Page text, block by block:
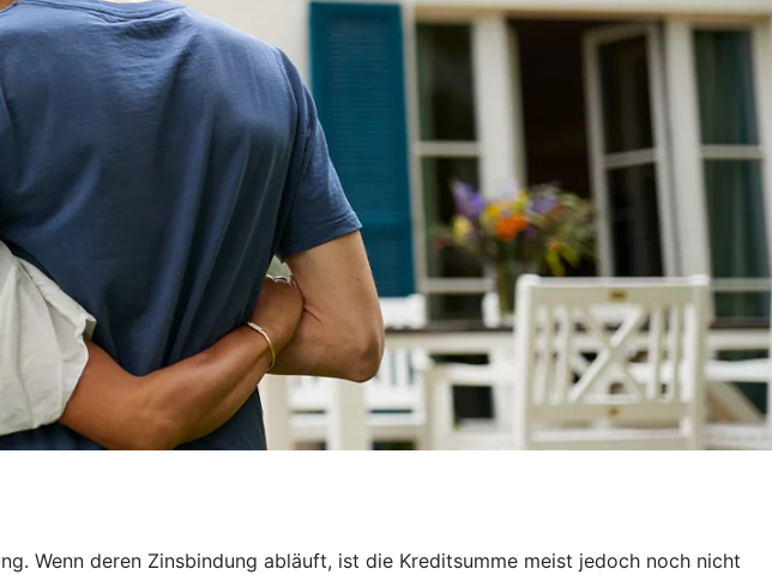
Wenn deren Zinsbindung abläuft, ist die Kreditsumme meist jedoch noch nicht